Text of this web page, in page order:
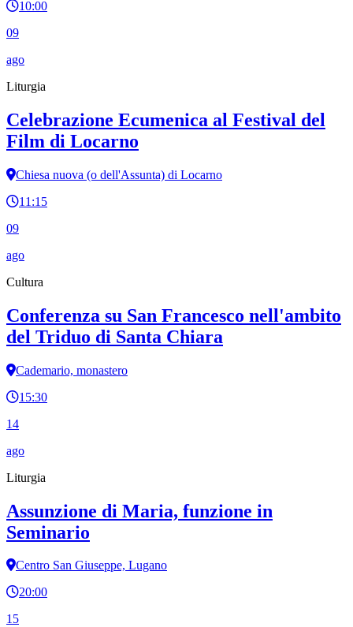
10:00
09
ago
Liturgia
Celebrazione Ecumenica al Festival del
Film di Locarno
Chiesa nuova (o dell'Assunta) di Locarno
11:15
09
ago
Cultura
Conferenza su San Francesco nell'ambito
del Triduo di Santa Chiara
Cademario, monastero
15:30
14
ago
Liturgia
Assunzione di Maria, funzione in
Seminario
Centro San Giuseppe, Lugano
20:00
15